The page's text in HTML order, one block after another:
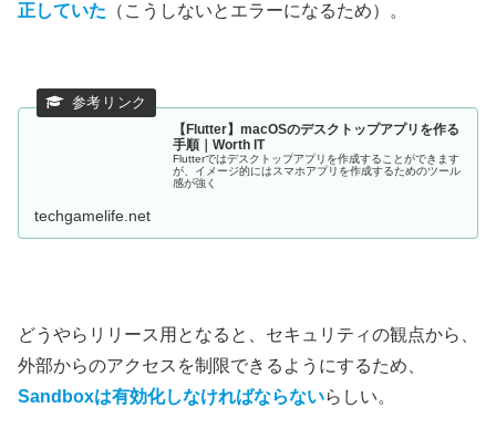
正していた （こうしないとエラーになるため）。
【Flutter】macOSのデスクトップアプリを作る
手順｜Worth IT
Flutterではデスクトップアプリを作成することができます
が、イメージ的にはスマホアプリを作成するためのツール
感が強く
techgamelife.net
どうやらリリース用となると、セキュリティの観点から、
外部からのアクセスを制限できるようにするため、
Sandboxは有効化しなければならないらしい。